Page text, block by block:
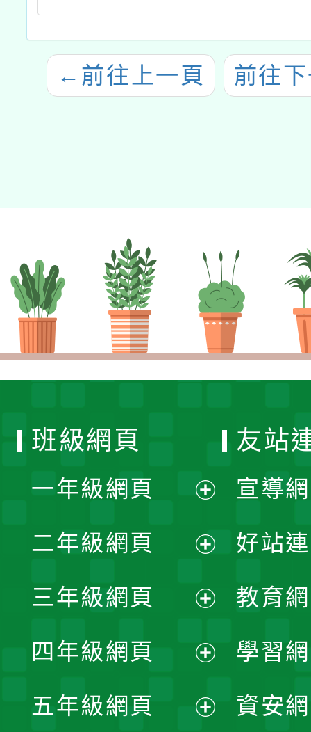
← 前往上一頁 前往
班級網頁
一年級網頁
開
選
單
二年級網頁
開
選
單
三年級網頁
開
選
四年級網頁
開
五年級網頁
友站
宣導
好站
教育
學習
資安